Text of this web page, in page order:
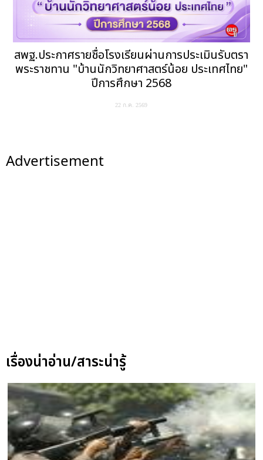
สพฐ.ประกาศรายชื่อโรงเรียนผ่านการประเมินรับตรา
พระราชทาน "บ้านนักวิทยาศาสตร์น้อย ประเทศไทย"
ปีการศึกษา 2568
22 ก.ค. 2569
Advertisement
เรื่องน่าอ่าน/สาระน่ารู้